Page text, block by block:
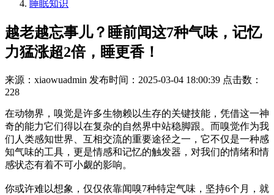
睡眠知识
越老越忘事儿？睡前闻这7种气味，记忆
力猛涨超2倍，睡更香！
来源：xiaowuadmin 发布时间：2025-03-04 18:00:39 点击数：
228
在动物界，嗅觉是许多生物赖以生存的关键技能，凭借这一神
奇的能力它们得以在复杂的自然界中站稳脚跟。而嗅觉作为我
们人类感知世界、互相交流的重要途径之一，它不仅是一种感
知气味的工具，更是情感和记忆的触发器，对我们的情绪和情
感状态有着不可小觑的影响。
你或许难以想象，仅仅依靠闻嗅7种特定气味，坚持6个月，就